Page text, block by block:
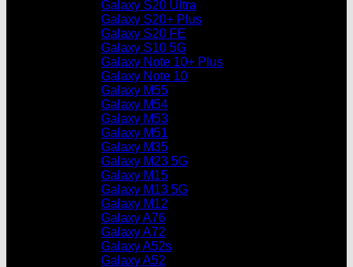
Galaxy S20 Ultra
Galaxy S20+ Plus
Galaxy S20 FE
Galaxy S10 5G
Galaxy Note 10+ Plus
Galaxy Note 10
Galaxy M55
Galaxy M54
Galaxy M53
Galaxy M51
Galaxy M35
Galaxy M23 5G
Galaxy M15
Galaxy M13 5G
Galaxy M12
Galaxy A76
Galaxy A72
Galaxy A52s
Galaxy A52